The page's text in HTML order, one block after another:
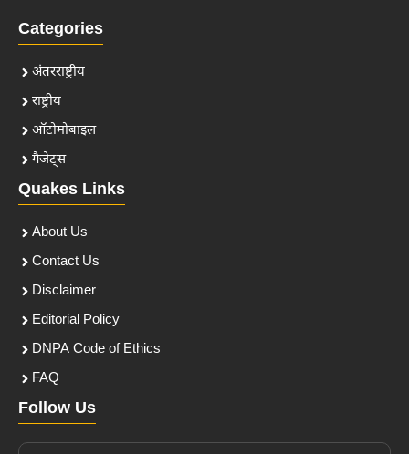
Categories
अंतरराष्ट्रीय
राष्ट्रीय
ऑटोमोबाइल
गैजेट्स
Quakes Links
About Us
Contact Us
Disclaimer
Editorial Policy
DNPA Code of Ethics
FAQ
Follow Us